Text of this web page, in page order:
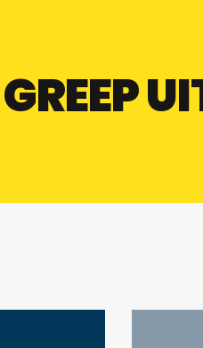
GREEP